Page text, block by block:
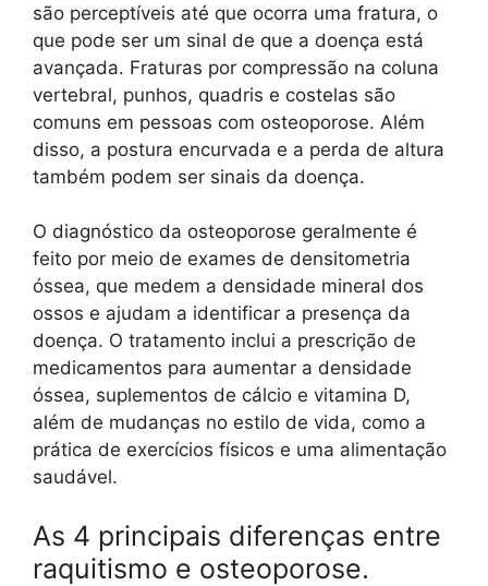
são perceptíveis até que ocorra uma fratura, o
que pode ser um sinal de que a doença está
avançada. Fraturas por compressão na coluna
vertebral, punhos, quadris e costelas são
comuns em pessoas com osteoporose. Além
disso, a postura encurvada e a perda de altura
também podem ser sinais da doença.
O diagnóstico da osteoporose geralmente é
feito por meio de exames de densitometria
óssea, que medem a densidade mineral dos
ossos e ajudam a identificar a presença da
doença. O tratamento inclui a prescrição de
medicamentos para aumentar a densidade
óssea, suplementos de cálcio e vitamina D,
além de mudanças no estilo de vida, como a
prática de exercícios físicos e uma alimentação
saudável.
As 4 principais diferenças entre
raquitismo e osteoporose.